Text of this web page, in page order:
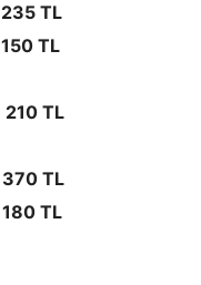
235 TL
150 TL
210 TL
370 TL
180 TL